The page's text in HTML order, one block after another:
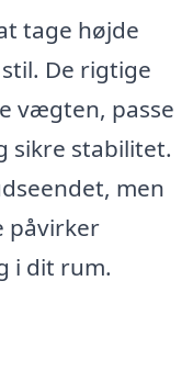
tage højde
De rigtige
vægten, passe
sikre stabilitet.
men
påvirker
i dit rum.